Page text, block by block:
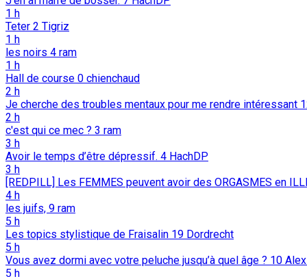
1 h
Teter 2 Tigriz
1 h
les noirs 4 ram
1 h
Hall de course 0 chienchaud
2 h
Je cherche des troubles mentaux pour me rendre intéressant
2 h
c'est qui ce mec ? 3 ram
3 h
Avoir le temps d’être dépressif. 4 HachDP
3 h
[REDPILL] Les FEMMES peuvent avoir des ORGASMES en
4 h
les juifs, 9 ram
5 h
Les topics stylistique de Fraisalin 19 Dordrecht
5 h
Vous avez dormi avec votre peluche jusqu’à quel âge ? 10
5 h